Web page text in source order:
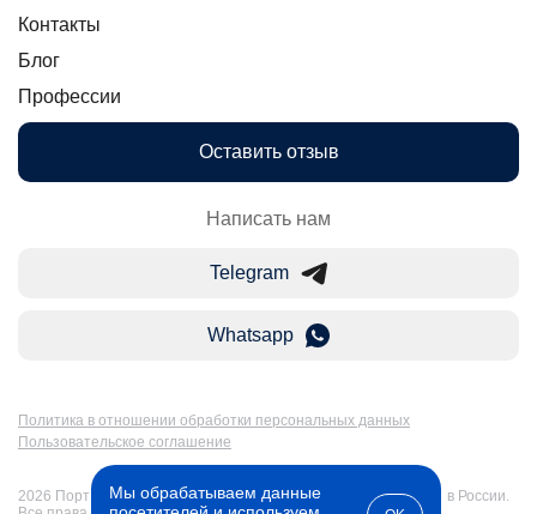
Контакты
Блог
Профессии
Оставить отзыв
Написать нам
Telegram
Whatsapp
Политика в отношении обработки персональных данных
Пользовательское соглашение
2026 Портал Бакалавр-Магистр: дистанционное образование в России.
Мы обрабатываем данные